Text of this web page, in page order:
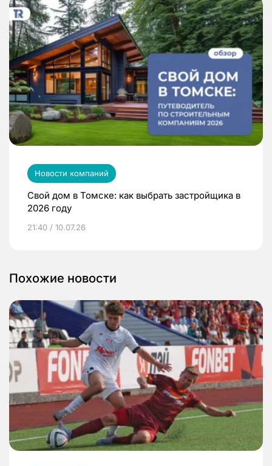
Новости компаний
Свой дом в Томске: как выбрать застройщика в
2026 году
21:40 / 10.07.26
Похожие новости